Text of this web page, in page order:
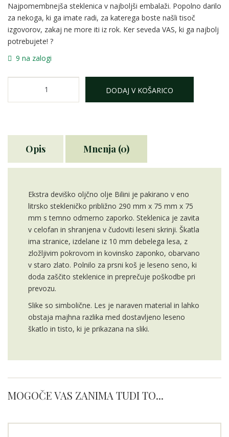
Najpomembnejša steklenica v najboljši embalaži. Popolno darilo
za nekoga, ki ga imate radi, za katerega boste našli tisoč
izgovorov, zakaj ne more iti iz rok. Ker seveda VAS, ki ga najbolj
potrebujete! ?
9 na zalogi
Bilini
DeLuxe
količina
DODAJ V KOŠARICO
Opis Mnenja (0)
Ekstra deviško oljčno olje Bilini je pakirano v eno
litrsko stekleničko približno 290 mm x 75 mm x 75
mm s temno odmerno zaporko. Steklenica je zavita
v celofan in shranjena v čudoviti leseni skrinji. Škatla
ima stranice, izdelane iz 10 mm debelega lesa, z
zložljivim pokrovom in kovinsko zaponko, obarvano
v staro zlato. Polnilo za prsni koš je leseno seno, ki
doda zaščito steklenice in preprečuje poškodbe pri
prevozu.
Slike so simbolične. Les je naraven material in lahko
obstaja majhna razlika med dostavljeno leseno
škatlo in tisto, ki je prikazana na sliki.
MOGOČE VAS ZANIMA TUDI TO...